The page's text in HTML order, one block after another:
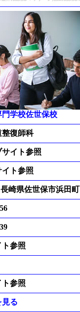
学校佐世保校
整復師科
サイト参照
イト参照
長崎県佐世保市浜田
ト参照
ト参照
見る